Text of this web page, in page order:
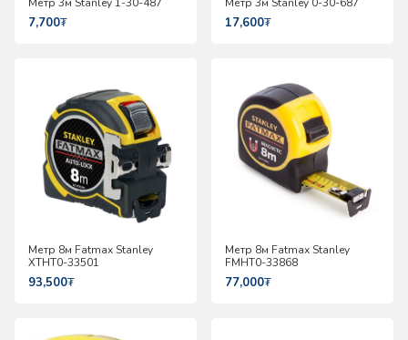
7,700₮ 17,600₮
Метр 8м Fatmax Stanley
XTHT0-33501
93,500₮
Метр 8м Fatmax Stanley
FMHT0-33868
77,000₮